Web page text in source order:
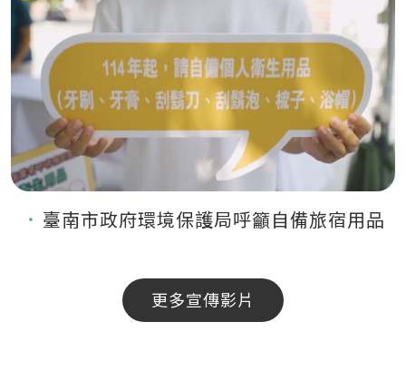
臺南市政府環境保護局呼籲自備旅宿用品
更多宣傳影片